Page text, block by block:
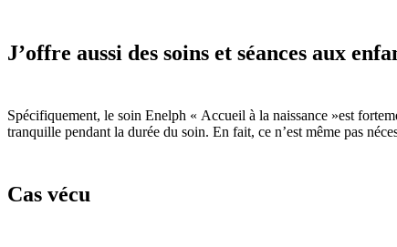
J’offre aussi des soins et séances aux
Spécifiquement, le soin Enelph « Accueil à la naissance »est
tranquille pendant la durée du soin. En fait, ce n’est même pas
Cas vécu